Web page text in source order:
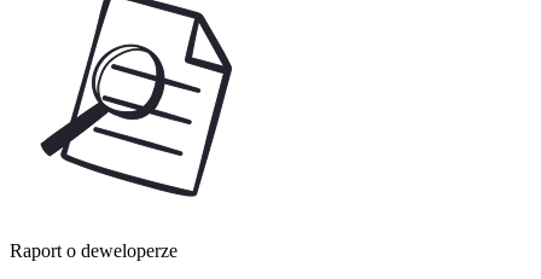
Raport o deweloperze